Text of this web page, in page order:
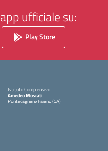
ufficiale su:
Play Store
Istituto Comprensivo
Amedeo Moscati
Pontecagnano Faiano (SA)
— Visita la pagina iniziale della scuola